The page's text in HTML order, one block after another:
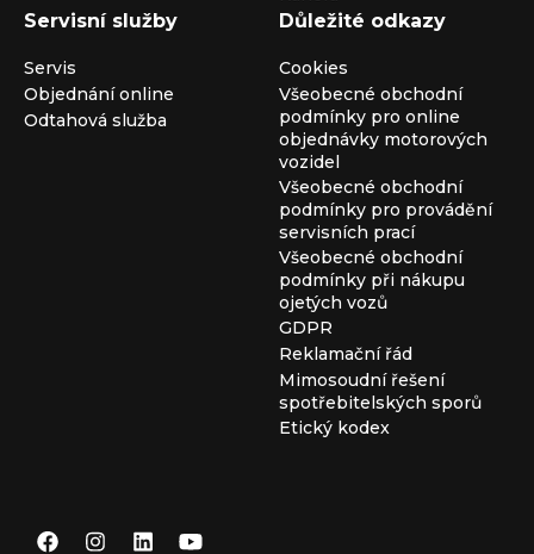
Servisní služby
Servis
Objednání online
Odtahová služba
Důležité odkazy
Cookies
Všeobecné obchodní
podmínky pro online
objednávky motorových
vozidel
Všeobecné obchodní
podmínky pro provádění
servisních prací
Všeobecné obchodní
podmínky při nákupu
ojetých vozů
GDPR
Reklamační řád
Mimosoudní řešení
spotřebitelských sporů
Etický kodex